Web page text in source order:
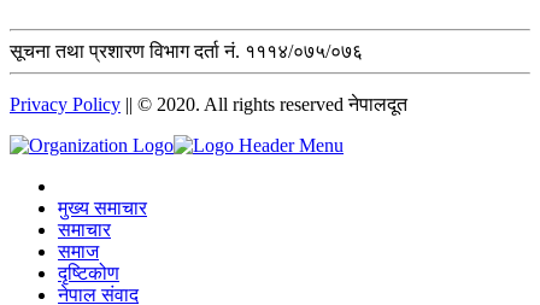
सूचना तथा प्रशारण विभाग दर्ता नं. १११४/०७५/०७६
Privacy Policy || © 2020. All rights reserved नेपालदूत
मुख्य समाचार
समाचार
समाज
दृष्टिकोण
नेपाल संवाद